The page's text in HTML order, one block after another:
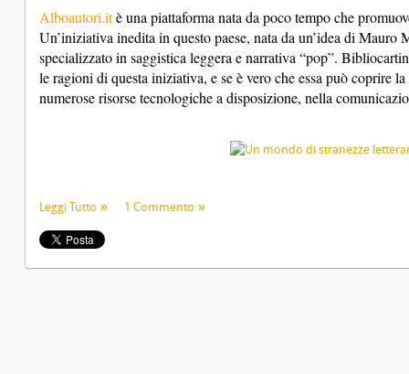
Alboautori.itè una piattaforma nata da poco tempo che
Un’iniziativa inedita in questo paese, nata da un’idea di
specializzato in saggistica leggera e narrativa “pop”.
le ragioni di questa iniziativa, e se è vero che essa può coprire
numerose risorse tecnologiche a disposizione, nella
Leggi Tutto 1 Commento